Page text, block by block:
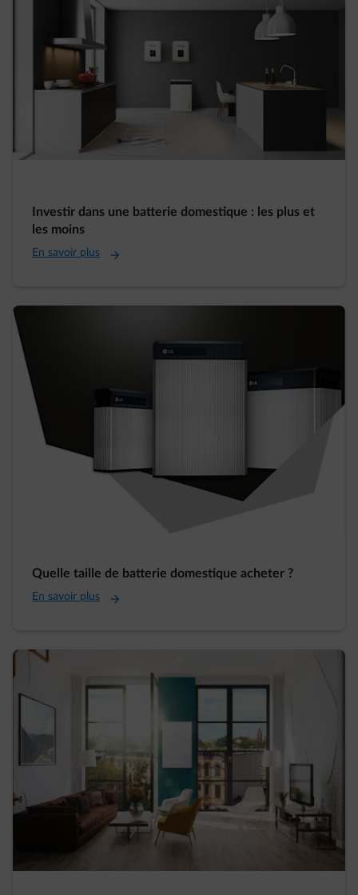
Investir dans une batterie domestique : les plus et
les moins
En savoir plus
Quelle taille de batterie domestique acheter ?
En savoir plus